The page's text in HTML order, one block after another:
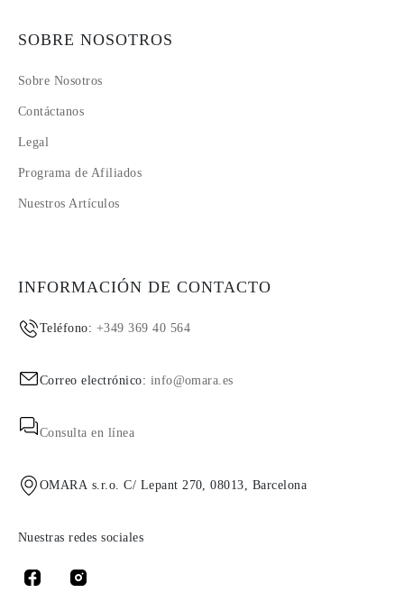
SOBRE NOSOTROS
Sobre Nosotros
Contáctanos
Legal
Programa de Afiliados
Nuestros Artículos
INFORMACIÓN DE CONTACTO
Teléfono: +349 369 40 564
Correo electrónico: info@omara.es
Consulta en línea
OMARA s.r.o. C/ Lepant 270, 08013, Barcelona
Nuestras redes sociales